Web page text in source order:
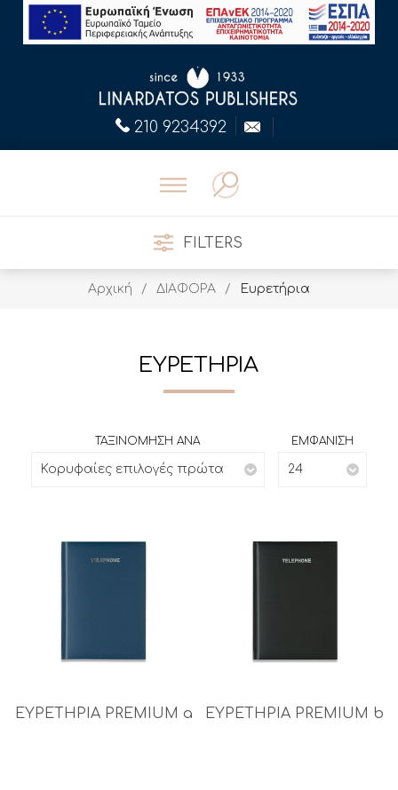
210 9234392
FILTERS
Αρχική / ΔΙΑΦΟΡΑ / Ευρετήρια
ΕΥΡΕΤΗΡΙΑ
ΤΑΞΙΝΟΜΗΣΗ ΑΝΑ
Κορυφαίες επιλογές πρώτα
ΕΜΦΑΝΙΣΗ
24
ΕΥΡΕΤΗΡΙΑ PREMIUM a ΕΥΡΕΤΗΡΙΑ PREMIUM b